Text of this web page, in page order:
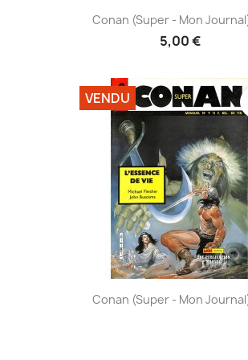
Conan (Super - Mon
5,00 €
Conan (Super - Mon
VENDU